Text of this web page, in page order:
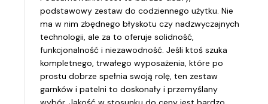
podstawowy zestaw do codziennego użytku. Nie
ma w nim zbędnego błyskotu czy nadzwyczajnych
technologii, ale za to oferuje solidność,
funkcjonalność i niezawodność. Jeśli ktoś szuka
kompletnego, trwałego wyposażenia, które po
prostu dobrze spełnia swoją rolę, ten zestaw
garnków i patelni to doskonały i przemyślany